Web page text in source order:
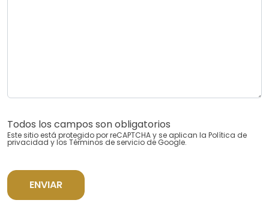
Todos los campos son obligatorios
Este sitio está protegido por reCAPTCHA y se aplican la Política de
privacidad y los Términos de servicio de Google.
ENVIAR